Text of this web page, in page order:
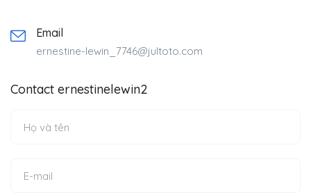
Email
ernestine-lewin_7746@jultoto.com
Contact ernestinelewin2